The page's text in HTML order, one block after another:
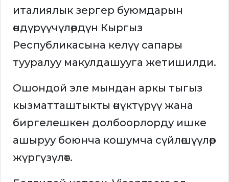
италиялык зергер буюмдарын
өндүрүүчүлөрдүн Кыргыз
Республикасына келүү сапары
тууралуу макулдашууга жетишилди.
Ошондой эле мындан аркы тыгыз
кызматташтыкты өнүктүрүү жана
биргелешкен долбоорлорду ишке
ашыруу боюнча кошумча сүйлөшүүлөр
жүргүзүлөт.